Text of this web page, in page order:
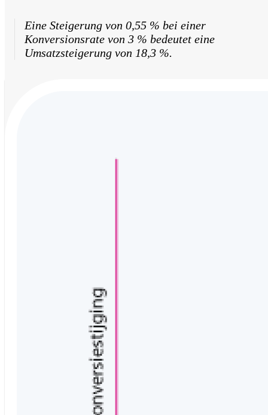
Eine Steigerung von 0,55 % bei einer
Konversionsrate von 3 % bedeutet eine
Umsatzsteigerung von 18,3 %.